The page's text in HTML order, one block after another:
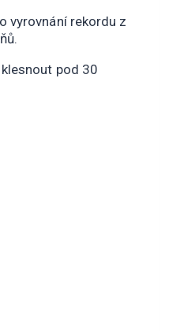
vyrovnání rekordu z
pod 30